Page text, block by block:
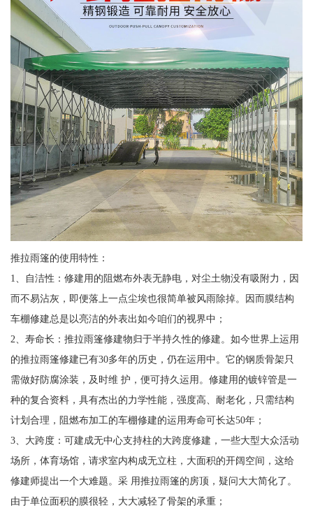
推拉雨篷的使用特性：
1、自洁性：修建用的阻燃布外表无静电，对尘土物没有吸附力，因
而不易沾灰，即便落上一点尘埃也很简单被风雨除掉。因而膜结构
车棚修建总是以亮洁的外表出如今咱们的视界中；
2、寿命长：推拉雨篷修建物归于半持久性的修建。如今世界上运用
的推拉雨篷修建已有30多年的历史，仍在运用中。它的钢质骨架只
需做好防腐涂装，及时维 护，便可持久运用。修建用的镀锌管是一
种的复合资料，具有杰出的力学性能，强度高、耐老化，只需结构
计划合理，阻燃布加工的车棚修建的运用寿命可长达50年；
3、大跨度：可建成无中心支持柱的大跨度修建，一些大型大众活动
场所，体育场馆，请求室内构成无立柱，大面积的开阔空间，这给
修建师提出一个大难题。采 用推拉雨篷的房顶，疑问大大简化了。
由于单位面积的膜很轻，大大减轻了骨架的承重；